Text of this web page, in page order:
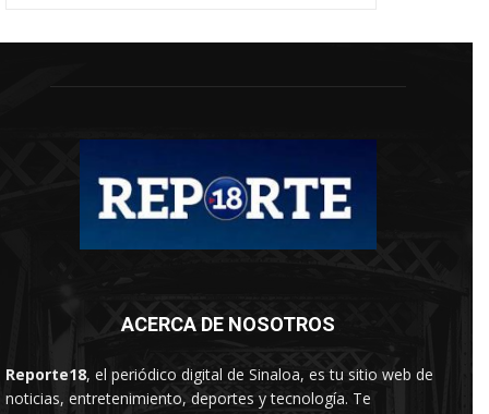
ACERCA DE NOSOTROS
Reporte18, el periódico digital de Sinaloa, es tu sitio web de
noticias, entretenimiento, deportes y tecnología. Te